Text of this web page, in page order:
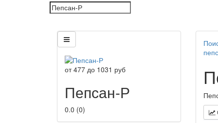
от477 до 1031 руб
Пепсан-Р
0.0 (0)